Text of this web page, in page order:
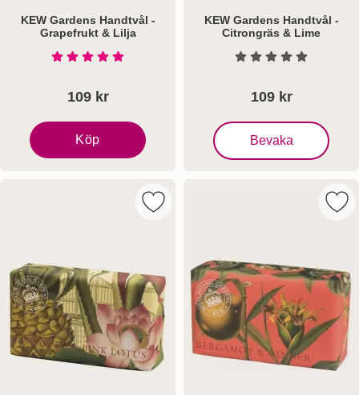
KEW Gardens Handtvål -
Grapefrukt & Lilja
Art. nr 5470 Betyg: 5 Stjärnor av 5
109 kr
Köp
KEW Gardens Handtvål - Grapefrukt & Lilja
KEW Gardens Handtvål -
Citrongräs & Lime
Art. nr 5472 Betyg: 0 Stjärnor
109 kr
Bevaka
, KEW Gardens
Markera kEW Gardens Handtvål -